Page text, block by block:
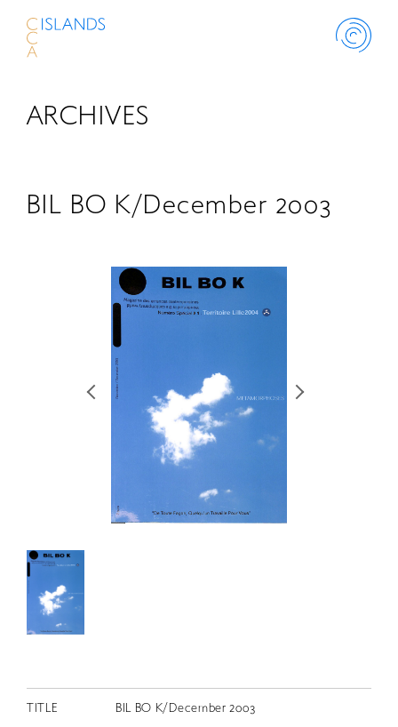
ABOUT
SCHOLARSHIP
出版物
CONTACT
ARCHIVES
BIL BO K/December 2003
TITLE BIL BO K/December 2003